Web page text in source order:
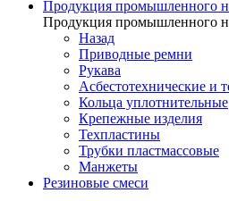
Продукция промышленного
Продукция промышленного
Назад
Приводные ремни
Рукава
Асбестотехнические и
Кольца уплотнительные
Крепежные изделия
Техпластины
Трубки пластмассовые
Манжеты
Резиновые смеси